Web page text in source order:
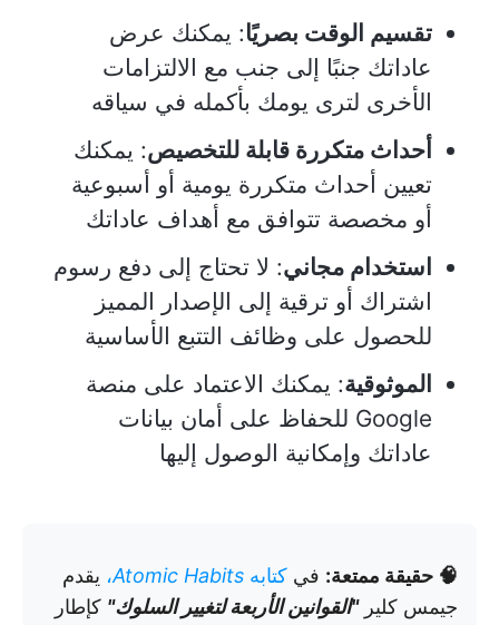
تقسيم الوقت بصريًا: يمكنك عرض
عاداتك جنبًا إلى جنب مع الالتزامات
الأخرى لترى يومك بأكمله في سياقه
أحداث متكررة قابلة للتخصيص: يمكنك
تعيين أحداث متكررة يومية أو أسبوعية
أو مخصصة تتوافق مع أهداف عاداتك
استخدام مجاني: لا تحتاج إلى دفع رسوم
اشتراك أو ترقية إلى الإصدار المميز
للحصول على وظائف التتبع الأساسية
الموثوقية: يمكنك الاعتماد على منصة
Google للحفاظ على أمان بيانات
عاداتك وإمكانية الوصول إليها
🧠 حقيقة ممتعة: في كتابه Atomic Habits، يقدم
جيمس كلير"القوانين الأربعة لتغيير السلوك" كإطار